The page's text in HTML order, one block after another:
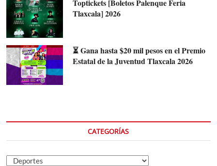
Toptickets [Boletos Palenque Feria
Tlaxcala] 2026
⏳ Gana hasta $20 mil pesos en el Premio
Estatal de la Juventud Tlaxcala 2026
CATEGORÍAS
Categorías